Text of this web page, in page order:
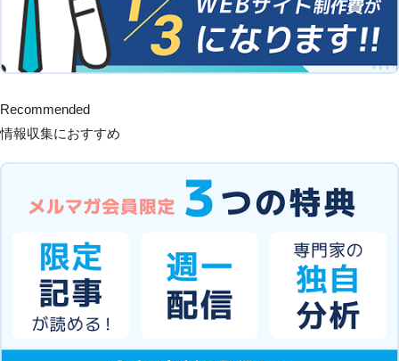
Recommended
情報収集におすすめ